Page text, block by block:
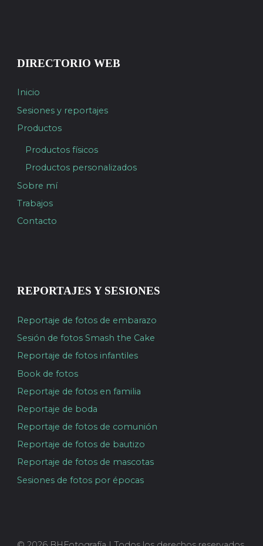
DIRECTORIO WEB
Inicio
Sesiones y reportajes
Productos
Productos físicos
Productos personalizados
Sobre mí
Trabajos
Contacto
REPORTAJES Y SESIONES
Reportaje de fotos de embarazo
Sesión de fotos Smash the Cake
Reportaje de fotos infantiles
Book de fotos
Reportaje de fotos en familia
Reportaje de boda
Reportaje de fotos de comunión
Reportaje de fotos de bautizo
Reportaje de fotos de mascotas
Sesiones de fotos por épocas